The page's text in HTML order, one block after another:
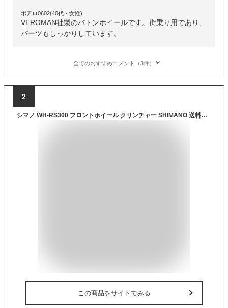
ポアロ0602(40代・女性)
VEROMAN社製のバトンホイールです。街乗り用であり、
パーツもしっかりしています。
全てのおすすめコメント（3件）
2
シマノ WH-RS300 フロントホイール クリンチャー SHIMANO 送料無料 あす楽 土日祝も営業
この商品をサイトでみる